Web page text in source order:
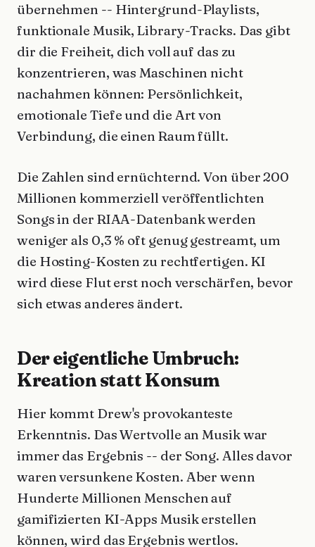
übernehmen -- Hintergrund-Playlists,
funktionale Musik, Library-Tracks. Das gibt
dir die Freiheit, dich voll auf das zu
konzentrieren, was Maschinen nicht
nachahmen können: Persönlichkeit,
emotionale Tiefe und die Art von
Verbindung, die einen Raum füllt.
Die Zahlen sind ernüchternd. Von über 200
Millionen kommerziell veröffentlichten
Songs in der RIAA-Datenbank werden
weniger als 0,3 % oft genug gestreamt, um
die Hosting-Kosten zu rechtfertigen. KI
wird diese Flut erst noch verschärfen, bevor
sich etwas anderes ändert.
Der eigentliche Umbruch:
Kreation statt Konsum
Hier kommt Drew's provokanteste
Erkenntnis. Das Wertvolle an Musik war
immer das Ergebnis -- der Song. Alles davor
waren versunkene Kosten. Aber wenn
Hunderte Millionen Menschen auf
gamifizierten KI-Apps Musik erstellen
können, wird das Ergebnis wertlos.